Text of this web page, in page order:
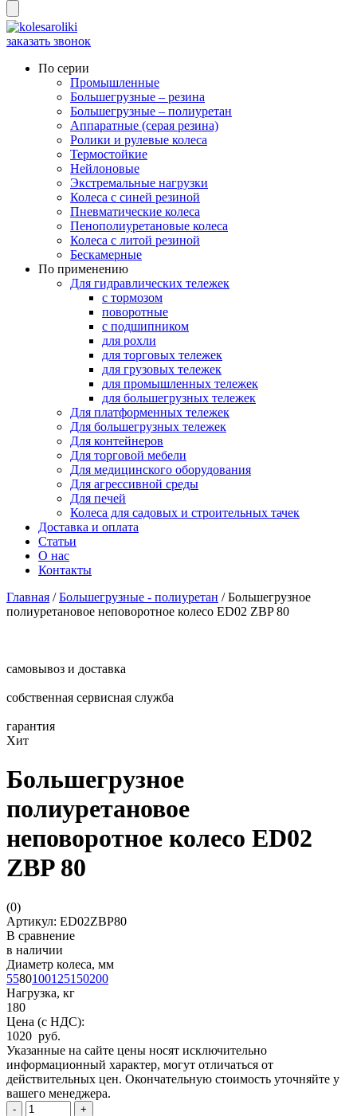
заказать звонок
По серии
Промышленные
Большегрузные – резина
Большегрузные – полиуретан
Аппаратные (серая резина)
Ролики и рулевые колеса
Термостойкие
Нейлоновые
Экстремальные нагрузки
Колеса с синей резиной
Пневматические колеса
Пенополиуретановые колеса
Колеса с литой резиной
Бескамерные
По применению
Для гидравлических тележек
с тормозом
поворотные
с подшипником
для рохли
для торговых тележек
для грузовых тележек
для промышленных тележек
для большегрузных тележек
Для платформенных тележек
Для большегрузных тележек
Для контейнеров
Для торговой мебели
Для медицинского оборудования
Для агрессивной среды
Для печей
Колеса для садовых и строительных тачек
Доставка и оплата
Статьи
О нас
Контакты
Главная /Большегрузные - полиуретан /Большегрузное
полиуретановое неповоротное колесо ED02 ZBP 80
самовывоз и доставка
собственная сервисная служба
гарантия
Хит
Большегрузное
полиуретановое
неповоротное колесо ED02
ZBP 80
(0)
Артикул: ED02ZBP80
В сравнение
в наличии
Диаметр колеса, мм
5580100125150200
Нагрузка, кг
180
Цена (с НДС):
1020 руб.
Указанные на сайте цены носят исключительно
информационный характер, могут отличаться от
действительных цен. Окончательную стоимость уточняйте у
вашего менеджера.
- +